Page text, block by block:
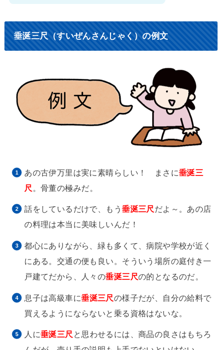
垂涎三尺（すいぜんさんじゃく）の例文
あの古伊万里は実に素晴らしい！ まさに垂涎三
尺 。骨董の極みだ。
話をしているだけで、もう垂涎三尺 だよ～。あの店
の料理は本当に美味しいんだ！
都心にありながら、緑も多くて、病院や学校が近く
にある。交通の便も良い。そういう場所の庭付き一
戸建てだから、人々の垂涎三尺の的となるのだ。
息子は高級車に垂涎三尺の様子だが、自分の給料で
買えるようにならないと乗る資格はないな。
人に垂涎三尺 と思わせるには、商品の良さはもちろ